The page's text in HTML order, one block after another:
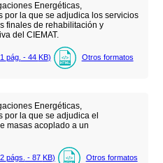
Energéticas,
por la que se adjudica los servicios
finales de rehabilitación y
del CIEMAT.
pág. - 44 KB) Otros formatos
Energéticas,
por la que se adjudica el
masas acoplado a un
págs. - 87 KB) Otros formatos